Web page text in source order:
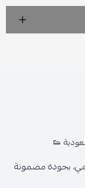
👟
بجودة مضمونة